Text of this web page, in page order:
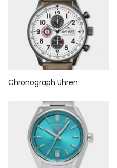
Chronograph Uhren